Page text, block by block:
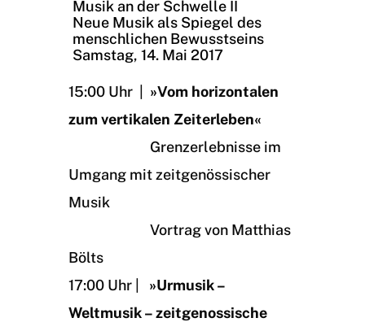
Musik an der Schwelle II
Neue Musik als Spiegel des
menschlichen Bewusstseins
Samstag, 14. Mai 2017
15:00 Uhr | »Vom horizontalen
zum vertikalen Zeiterleben«
Grenzerlebnisse im
Umgang mit zeitgenössischer
Musik
Vortrag von Matthias
Bölts
17:00 Uhr | »Urmusik –
Weltmusik – zeitgenossische